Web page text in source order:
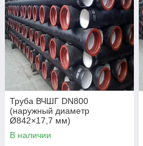
Труба ВЧШГ DN800
(наружный диаметр
Ø842×17,7 мм)
В наличии